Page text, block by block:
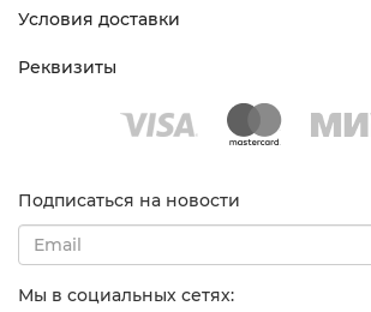
Условия доставки
Реквизиты
Подписаться на новости
Мы в социальных сетях: